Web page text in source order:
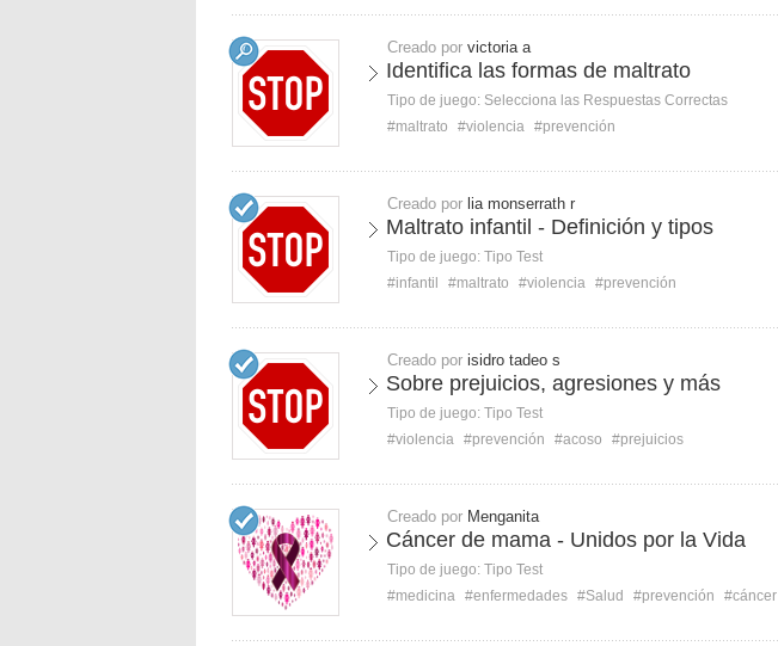
Creado por victoria a
Identifica las formas de maltrato
Tipo de juego: Selecciona las Respuestas Correctas
#maltrato
#violencia #prevención
Creado por lia monserrath r
Maltrato infantil - Definición y tipos
Tipo de juego: Tipo Test
#infantil
#maltrato #violencia #prevención
Creado por isidro tadeo s
Sobre prejuicios, agresiones y más
Tipo de juego: Tipo Test
#violencia #prevención #acoso #prejuicios
Creado por Menganita
Cáncer de mama - Unidos por la Vida
Tipo de juego: Tipo Test
#medicina #enfermedades #Salud #prevención #cáncer